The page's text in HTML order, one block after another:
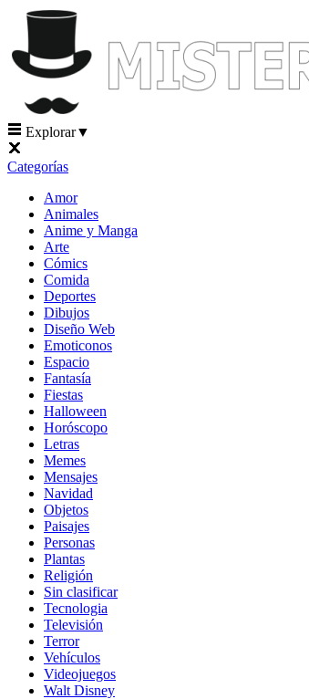
Explorar▼
Categorías
Amor
Animales
Anime y Manga
Arte
Cómics
Comida
Deportes
Dibujos
Diseño Web
Emoticonos
Espacio
Fantasía
Fiestas
Halloween
Horóscopo
Letras
Memes
Mensajes
Navidad
Objetos
Paisajes
Personas
Plantas
Religión
Sin clasificar
Tecnologia
Televisión
Terror
Vehículos
Videojuegos
Walt Disney